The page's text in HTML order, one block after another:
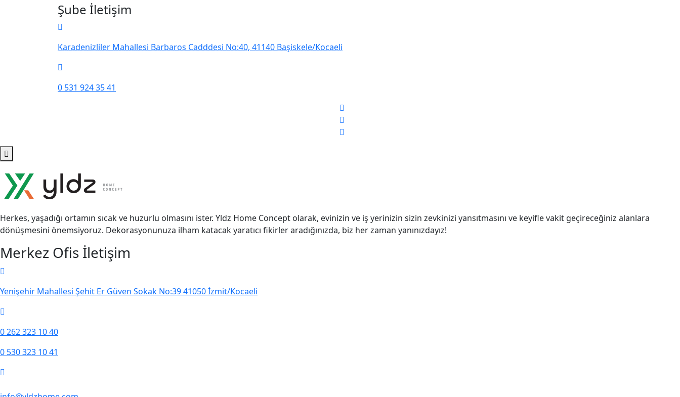
Şube İletişim
Karadenizliler Mahallesi Barbaros Cadddesi No:40, 41140 Başiskele/Kocaeli
0 531 924 35 41
Herkes, yaşadığı ortamın sıcak ve huzurlu olmasını ister. Yldz Home Concept olarak, evinizin ve iş yerinizin sizin zevkinizi yansıtmasını ve keyifle vakit geçireceğiniz alanlara
dönüşmesini önemsiyoruz. Dekorasyonunuza ilham katacak yaratıcı fikirler aradığınızda, biz her zaman yanınızdayız!
Merkez Ofis İletişim
Yenişehir Mahallesi Şehit Er Güven Sokak No:39 41050 İzmit/Kocaeli
0 262 323 10 40
0 530 323 10 41